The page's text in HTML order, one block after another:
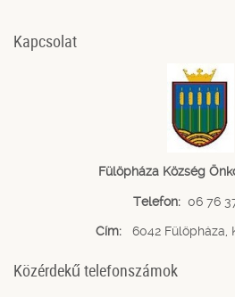
Kapcsolat
Fülöpháza Község
Telefon: 06 76
Cím: 6042 Fülöpháza,
Közérdekű telefonszámok